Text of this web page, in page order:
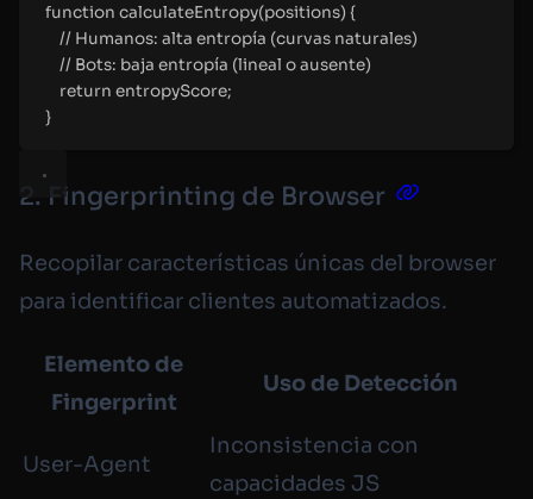
function calculateEntropy(positions) {
// Humanos: alta entropía (curvas naturales)
// Bots: baja entropía (lineal o ausente)
return entropyScore;
}
2. Fingerprinting de Browser
Recopilar características únicas del browser
para identificar clientes automatizados.
Elemento de
Fingerprint
Uso de Detección
User-Agent
Inconsistencia con
capacidades JS